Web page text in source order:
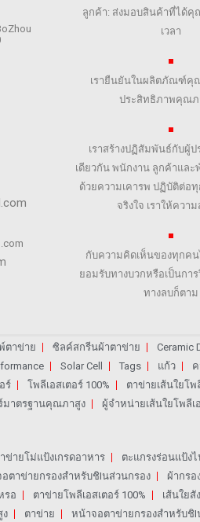
ลูกค้า: ส่งมอบสินค้าที่ได้คุ
เวลา
เรายืนยันในผลิตภัณฑ์คุ
ประสิทธิภาพคุณภ
เราสร้างปฏิสัมพันธ์กับผู้
เดียวกัน พนักงาน ลูกค้าแล
ด้วยความเคารพ ปฏิบัติต่อ
จริงใจ เราให้ควา
กับความคิดเห็นของทุกคน
ยอมรับทางบวกหรือเป็นกา
ทางลบก็ตาม
ตาข่าย ซิลค์สกรีนผ้าตาข่าย Ceramic
Solar Cell Tags แก้ว
ร์ โพลีเอสเตอร์ 100% ตาข่ายเส้นใยโพ
มาตรฐานคุณภาสูง ผู้จำหน่ายเส้นใยโพลีเ
ข่ายโม่แป้งเกรดอาหาร ตะแกรงร่อนแป้ง
ตาข่ายกรองสำหรับชิIนส่วนกรอง ผ้ากร
รอ ตาข่ายโพลีเอสเตอร์ 100% เส้นใยสั
ตาข่าย หน้าจอตาข่ายกรองสำหรับชิI